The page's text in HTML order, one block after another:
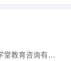
黔西南州万峰学堂教育咨询有限公司